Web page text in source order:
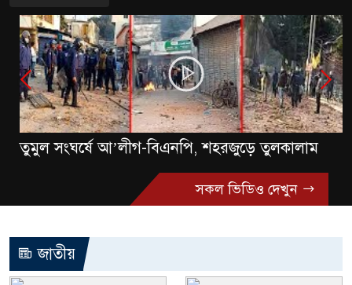
তুমুল সংঘর্ষে আ’লীগ-বিএনপি, শহরজুড়ে তুলকালাম
সকল ভিডিও দেখুন
জাতীয়